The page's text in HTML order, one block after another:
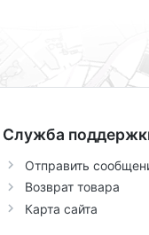
Служба
Отправить
Возврат товара
Карта сайта